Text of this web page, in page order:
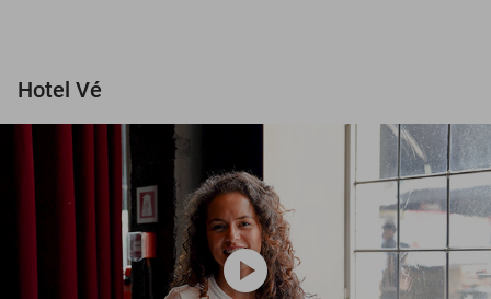
Hotel Vé
play_circle